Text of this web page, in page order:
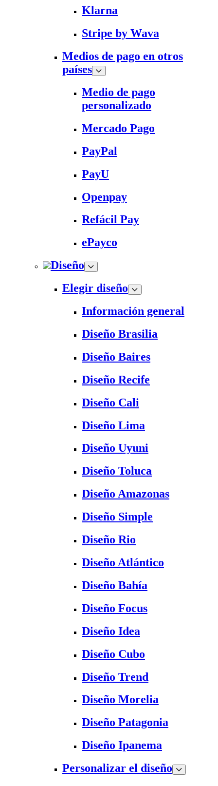
Klarna
Stripe by Wava
Medios de pago en otros
países
Medio de pago
personalizado
Mercado Pago
PayPal
PayU
Openpay
Refácil Pay
ePayco
Diseño
Elegir diseño
Información general
Diseño Brasilia
Diseño Baires
Diseño Recife
Diseño Cali
Diseño Lima
Diseño Uyuni
Diseño Toluca
Diseño Amazonas
Diseño Simple
Diseño Rio
Diseño Atlántico
Diseño Bahía
Diseño Focus
Diseño Idea
Diseño Cubo
Diseño Trend
Diseño Morelia
Diseño Patagonia
Diseño Ipanema
Personalizar el diseño